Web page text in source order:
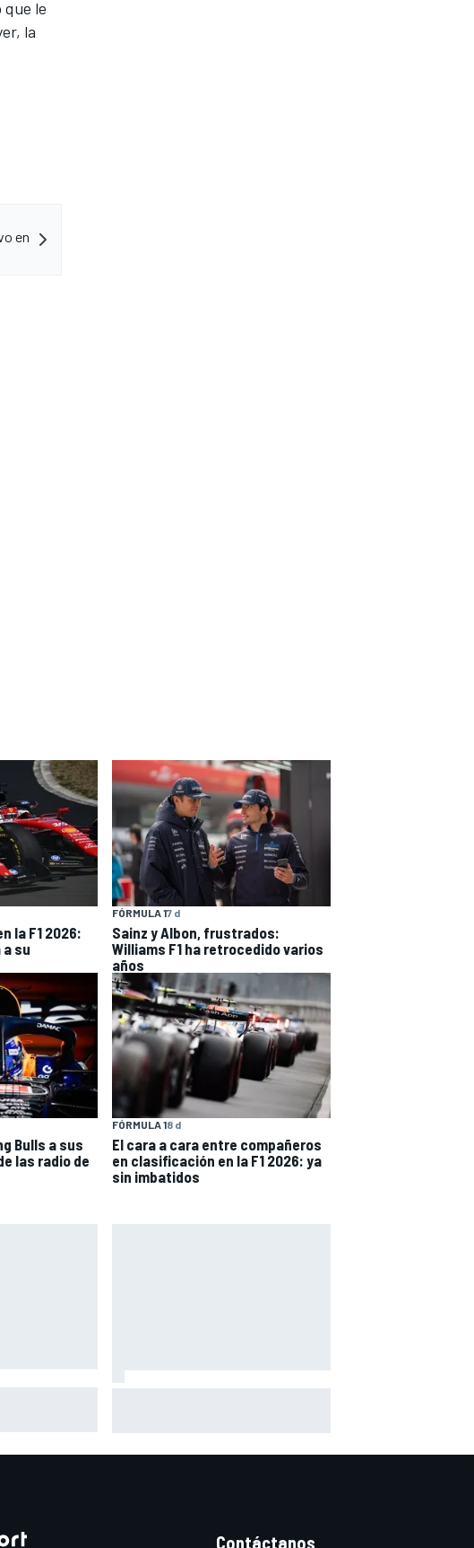
que le
la
en
la F1 2026:
su
FÓRMULA 17 d
Sainz y Albon, frustrados:
Williams F1 ha retrocedido varios
años
Bulls a sus
las radio de
FÓRMULA 18 d
El cara a cara entre compañeros
en clasificación en la F1 2026: ya
sin imbatidos
Contáctanos